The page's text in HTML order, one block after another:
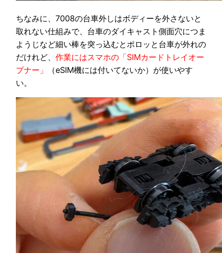
ちなみに、7008の台車外しはボディーを外さないと
取れない仕組みで、台車のダイキャスト側面穴につま
ようじなど細い棒を突っ込むとポロッと台車が外れの
だけれど、 作業にはスマホの「SIMカードトレイオー
プナー」
（eSIM機には付いてないか）が使いやす
い。